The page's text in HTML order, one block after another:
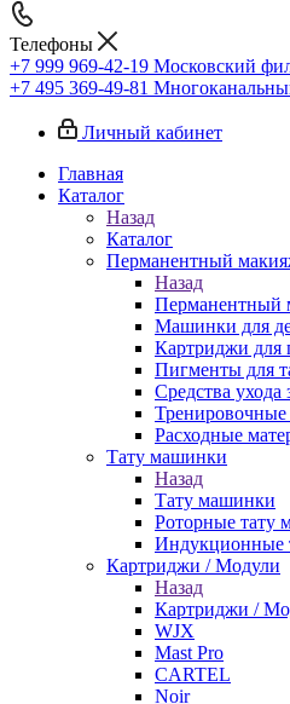
Телефоны
+7 999 969-42-19 Московский
+7 495 369-49-81
Личный кабинет
Главная
Каталог
Назад
Каталог
Перманентный
Назад
Перманентный
Машинки для
Картриджи для
Пигменты для
Средства ухода
Тренировочные
Расходные
Тату машинки
Назад
Тату машинки
Роторные тату
Индукционные
Картриджи / Модули
Назад
Картриджи /
WJX
Mast Pro
CARTEL
Noir